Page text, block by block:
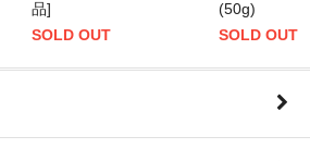
品]
SOLD OUT
(50g)
SOLD OUT